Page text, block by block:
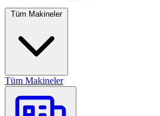
Tüm Makineler
Tüm Makineler